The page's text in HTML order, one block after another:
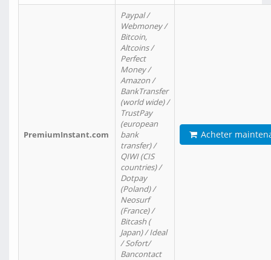
PremiumInstant.com
Paypal /
Webmoney /
Bitcoin,
Altcoins /
Perfect
Money /
Amazon /
BankTransfer
(world wide) /
TrustPay
(european
bank
transfer) /
QIWI (CIS
countries) /
Dotpay
(Poland) /
Neosurf
(France) /
Bitcash (
Japan) / Ideal
/ Sofort/
Bancontact
Acheter